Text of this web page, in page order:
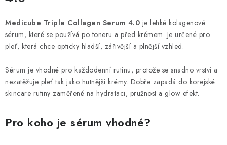
Medicube Triple Collagen Serum 4.0 je lehké kolagenové
sérum, které se používá po toneru a před krémem. Je určené pro
pleť, která chce opticky hladší, zářivější a plnější vzhled.
Sérum je vhodné pro každodenní rutinu, protože se snadno vrství a
nezatěžuje pleť tak jako hutnější krémy. Dobře zapadá do korejské
skincare rutiny zaměřené na hydrataci, pružnost a glow efekt.
Pro koho je sérum vhodné?